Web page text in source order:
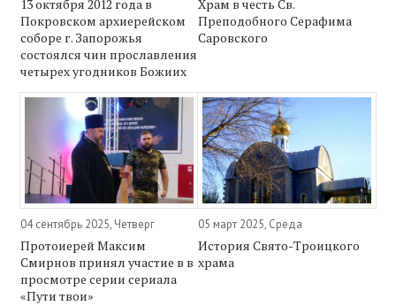
13 октября 2012 года в
Покровском архиерейском
соборе г. Запорожья
состоялся чин прославления
четырех угодников Божиих
Храм в честь Св.
Преподобного Серафима
Саровского
04 сентябрь 2025, Четверг
Протоиерей Максим
Смирнов принял участие в в
просмотре серии сериала
«Пути твои»
05 март 2025, Среда
История Свято-Троицкого
храма